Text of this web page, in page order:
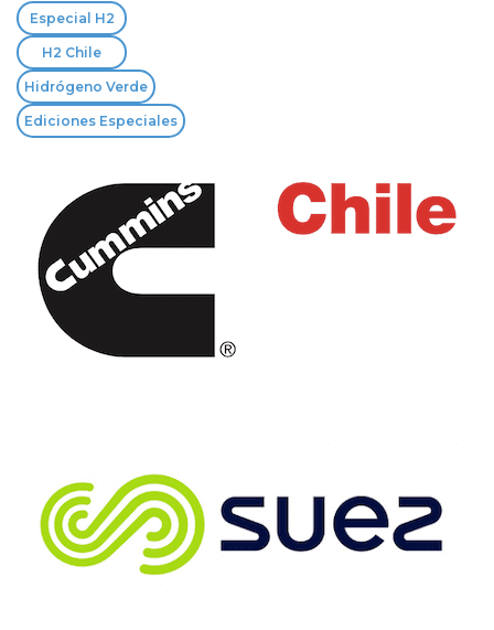
Especial H2
H2 Chile
Hidrógeno Verde
Ediciones Especiales